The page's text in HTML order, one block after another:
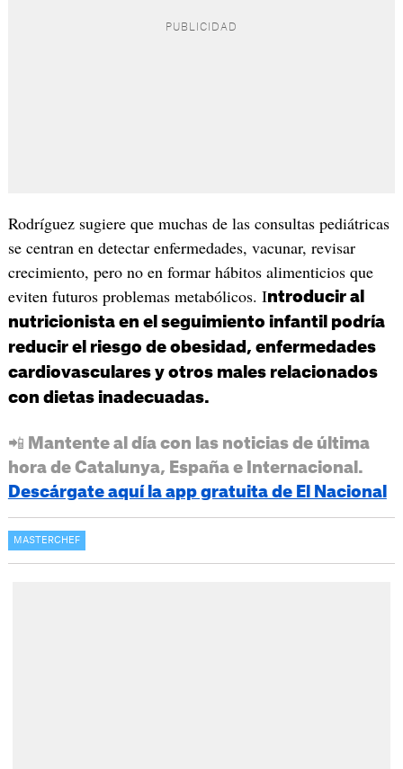
Rodríguez sugiere que muchas de las consultas pediátricas
se centran en detectar enfermedades, vacunar, revisar
crecimiento, pero no en formar hábitos alimenticios que
eviten futuros problemas metabólicos. Introducir al
nutricionista en el seguimiento infantil podría
reducir el riesgo de obesidad, enfermedades
cardiovasculares y otros males relacionados
con dietas inadecuadas.
📲 Mantente al día con las noticias de última
hora de Catalunya, España e Internacional.
Descárgate aquí la app gratuita de El Nacional
MASTERCHEF